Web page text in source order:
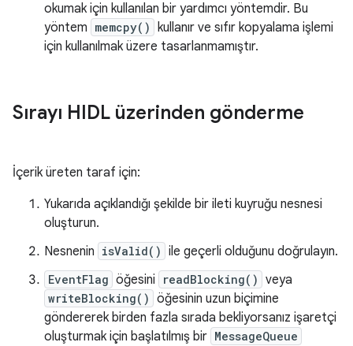
okumak için kullanılan bir yardımcı yöntemdir. Bu
yöntem memcpy() kullanır ve sıfır kopyalama işlemi
için kullanılmak üzere tasarlanmamıştır.
Sırayı HIDL üzerinden gönderme
İçerik üreten taraf için:
Yukarıda açıklandığı şekilde bir ileti kuyruğu nesnesi
oluşturun.
Nesnenin isValid() ile geçerli olduğunu doğrulayın.
EventFlag öğesini readBlocking() veya
writeBlocking() öğesinin uzun biçimine
göndererek birden fazla sırada bekliyorsanız işaretçi
oluşturmak için başlatılmış bir MessageQueue